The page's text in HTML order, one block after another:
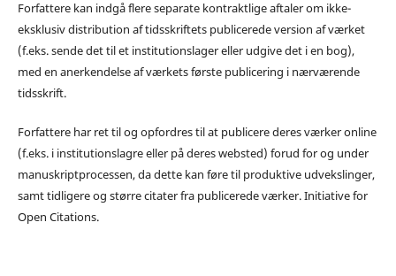
Forfattere kan indgå flere separate kontraktlige aftaler om ikke-
eksklusiv distribution af tidsskriftets publicerede version af værket
(f.eks. sende det til et institutionslager eller udgive det i en bog),
med en anerkendelse af værkets første publicering i nærværende
tidsskrift.
Forfattere har ret til og opfordres til at publicere deres værker online
(f.eks. i institutionslagre eller på deres websted) forud for og under
manuskriptprocessen, da dette kan føre til produktive udvekslinger,
samt tidligere og større citater fra publicerede værker. Initiative for
Open Citations.